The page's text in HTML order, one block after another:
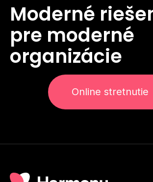
Moderné
pre moderné
organizácie
Online stretnutie